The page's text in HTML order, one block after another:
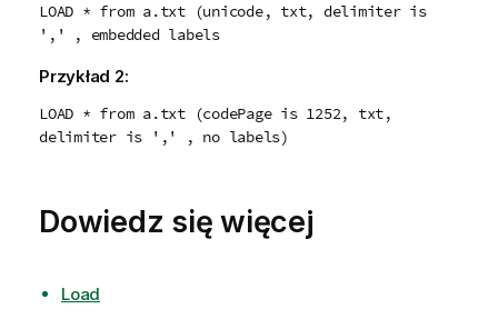
LOAD * from a.txt (unicode, txt, delimiter is
',' , embedded labels
Przykład 2:
LOAD * from a.txt (codePage is 1252, txt,
delimiter is ',' , no labels)
Dowiedz się więcej
Load